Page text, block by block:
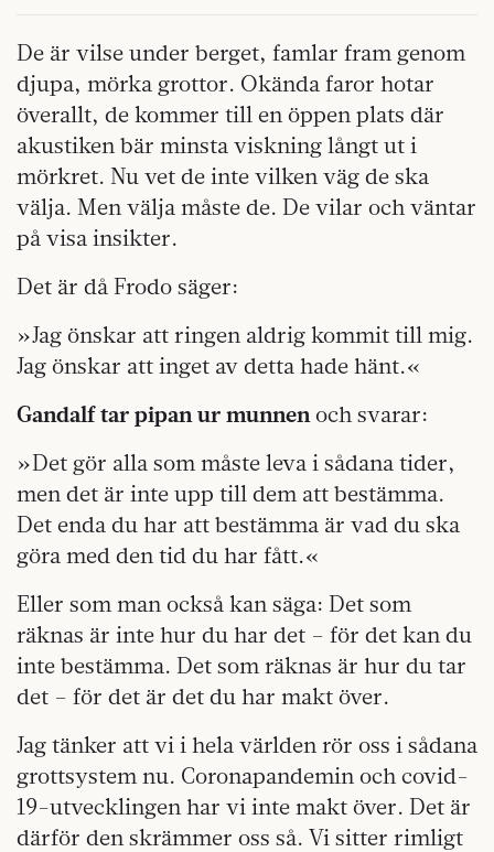
De är vilse under berget, famlar fram genom
djupa, mörka grottor. Okända faror hotar
överallt, de kommer till en öppen plats där
akustiken bär minsta viskning långt ut i
mörkret. Nu vet de inte vilken väg de ska
välja. Men välja måste de. De vilar och väntar
på visa insikter.
Det är då Frodo säger:
»Jag önskar att ringen aldrig kommit till mig.
Jag önskar att inget av detta hade hänt.«
Gandalf tar pipan ur munnen och svarar:
»Det gör alla som måste leva i sådana tider,
men det är inte upp till dem att bestämma.
Det enda du har att bestämma är vad du ska
göra med den tid du har fått.«
Eller som man också kan säga: Det som
räknas är inte hur du har det – för det kan du
inte bestämma. Det som räknas är hur du tar
det – för det är det du har makt över.
Jag tänker att vi i hela världen rör oss i sådana
grottsystem nu. Coronapandemin och covid-
19-utvecklingen har vi inte makt över. Det är
därför den skrämmer oss så. Vi sitter rimligt